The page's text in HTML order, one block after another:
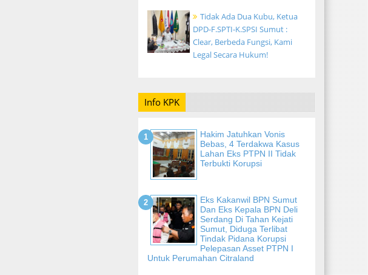
Tidak Ada Dua Kubu, Ketua
DPD-F.SPTI-K.SPSI Sumut :
Clear, Berbeda Fungsi, Kami
Legal Secara Hukum!
Info KPK
Hakim Jatuhkan Vonis
Bebas, 4 Terdakwa Kasus
Lahan Eks PTPN II Tidak
Terbukti Korupsi
Eks Kakanwil BPN Sumut
Dan Eks Kepala BPN Deli
Serdang Di Tahan Kejati
Sumut, Diduga Terlibat
Tindak Pidana Korupsi
Pelepasan Asset PTPN I
Untuk Perumahan Citraland